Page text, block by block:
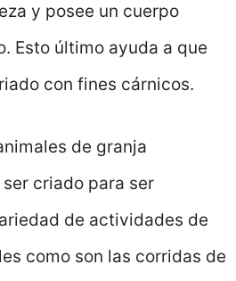
y posee un cuerpo
Esto último ayuda a que
con fines cárnicos.
de granja
criado para ser
de actividades de
como son las corridas de